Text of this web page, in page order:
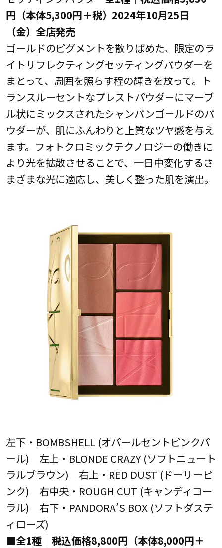
円（本体5,300円＋税）2024年10月25日
（金）全店発売
ゴールドのピグメントを散りばめた、限定のラ
イトリフレクティングセッティングパウダーを
まとって、周囲を照らす程の輝きを放って。ト
ランスルーセントなプレストパウダーにマーブ
ル状にミックスされたシャンパンゴールドのパ
ウダーが、肌にふんわりと上質なツヤ感を与え
ます。フォトクロミックテクノロジーの働きに
より光を拡散させることで、一日中変化するさ
まざまな光に適応し、美しく整った肌を演出。
左下・BOMBSHELL (オパールセントピンクパ
ール) 左上・BLONDE CRAZY (ソフトニュート
ラルブラウン) 右上・RED DUST (ドーリーピ
ンク) 右中央・ROUGH CUT (キャンディコー
ラル) 右下・PANDORA’S BOX (ソフトダステ
ィローズ)
■全1種│税込価格8,800円（本体8,000円＋